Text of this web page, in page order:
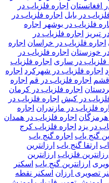
افغانستان اجاره فلزیاب در
در بابل اجاره فلزیاب در
فلزیاب در بوشهر اجاره
تبریز اجاره فلزیاب در
اجاره فلزیاب در خراسان اجاره
خوزستان اجاره فلزیاب در
فلزیاب در ساری اجاره فلزیاب
اجاره فلزیاب در شهرکرد اجاره
قشم اجاره فلزیاب در قم اجاره
اجاره فلزیاب در کرمان
در کیش اجاره فلزیاب در
فلزیاب در مازندران اجاره
هرمزگان اجاره فلزیاب در همدان
در یزد اجاره فلزیاب کرج
گنج یاب اجاره گنج یاب
ارتقا گنج یاب ارزانترین
فلزیاب ارزانترین
ارزانترین گنج یاب اسکنر
تصویری ارزان اسکنر نقطه